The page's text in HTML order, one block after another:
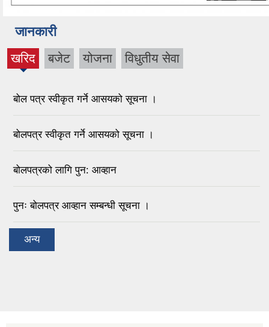
जानकारी
खरिद बजेट योजना विधुतीय सेवा
बोल पत्र स्वीकृत गर्ने आसयको सूचना ।
बोलपत्र स्वीकृत गर्ने आसयको सूचना ।
बोलपत्रको लागि पुन: आव्हान
पुनः बोलपत्र आव्हान सम्बन्धी सूचना ।
अन्य